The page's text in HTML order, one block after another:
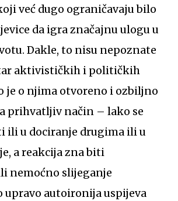
već dugo ograničavaju bilo
da igra značajnu ulogu u
Dakle, to nisu nepoznate
aktivističkih i političkih
je o njima otvoreno i ozbiljno
prihvatljiv način – lako se
ili u dociranje drugima ili u
a reakcija zna biti
nemoćno slijeganje
upravo autoironija uspijeva